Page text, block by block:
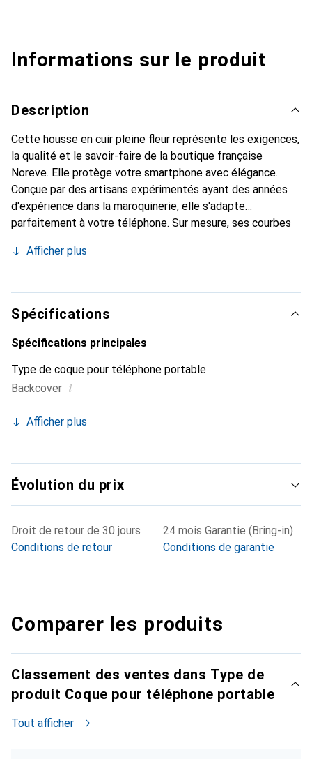
Informations sur le produit
Description
Cette housse en cuir pleine fleur représente les exigences,
la qualité et le savoir-faire de la boutique française
Noreve. Elle protège votre smartphone avec élégance.
Conçue par des artisans expérimentés ayant des années
d'expérience dans la maroquinerie, elle s'adapte
parfaitement à votre téléphone. Sur mesure, ses courbes
un accessoire chic et indispensable pour votre
produits de haute qualité, la marque Noreve est un choix
fiable pour une clientèle exigeante.
Afficher plus
Spécifications
Spécifications principales
Type de coque pour téléphone portable
Backcover i
Afficher plus
Évolution du prix
Droit de retour de 30 jours
Conditions de retour
24 mois Garantie (Bring-in)
Conditions de garantie
Comparer les produits
Classement des ventes dans Type de
produit Coque pour téléphone portable
Tout afficher